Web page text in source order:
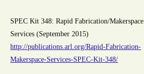
SPEC Kit 348: Rapid Fabrication/Makerspace
Services (September 2015)
http://publications.arl.org/Rapid-Fabrication-
Makerspace-Services-SPEC-Kit-348/